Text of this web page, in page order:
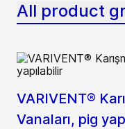
All product
VARIVENT®
Vanaları, pig